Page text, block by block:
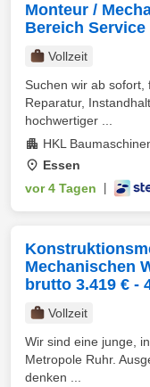
Monteur /
Bereich Service
Vollzeit
Suchen wir ab sofort,
Reparatur,
hochwertiger ...
HKL
Essen
vor 4 Tagen
Mechanischen
brutto 3.419 € -
Vollzeit
Wir sind eine junge,
Metropole Ruhr.
denken ...